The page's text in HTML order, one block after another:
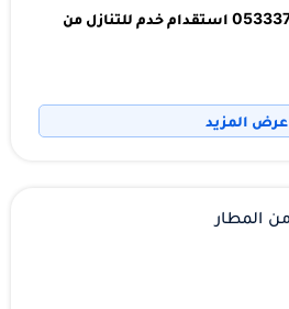
مكتب خدم للتنازل 0533376553 استقدام خدم للتنازل من
عرض المزيد